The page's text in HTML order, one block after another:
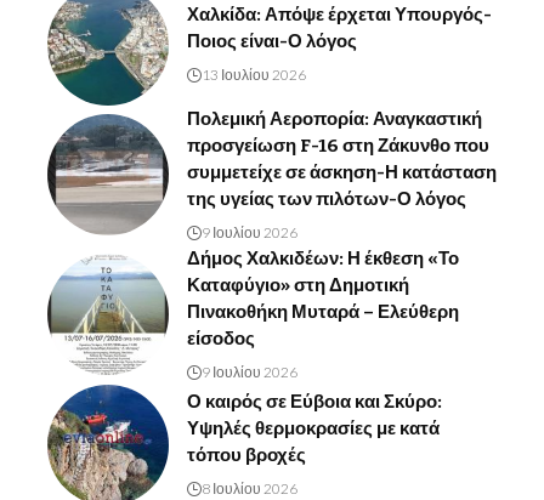
Χαλκίδα: Απόψε έρχεται Υπουργός-
Ποιος είναι-Ο λόγος
13 Ιουλίου 2026
Πολεμική Αεροπορία: Αναγκαστική
προσγείωση F-16 στη Ζάκυνθο που
συμμετείχε σε άσκηση-Η κατάσταση
της υγείας των πιλότων-Ο λόγος
9 Ιουλίου 2026
Δήμος Χαλκιδέων: Η έκθεση «Το
Καταφύγιο» στη Δημοτική
Πινακοθήκη Μυταρά – Ελεύθερη
είσοδος
9 Ιουλίου 2026
Ο καιρός σε Εύβοια και Σκύρο:
Υψηλές θερμοκρασίες με κατά
τόπου βροχές
8 Ιουλίου 2026